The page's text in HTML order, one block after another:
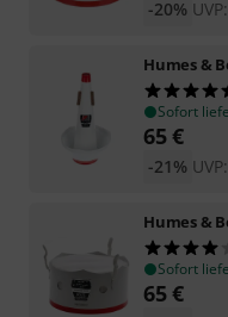
UVP:
-20%
Humes &
Sofort
65€
UVP:
-21%
Humes &
Sofort
65€